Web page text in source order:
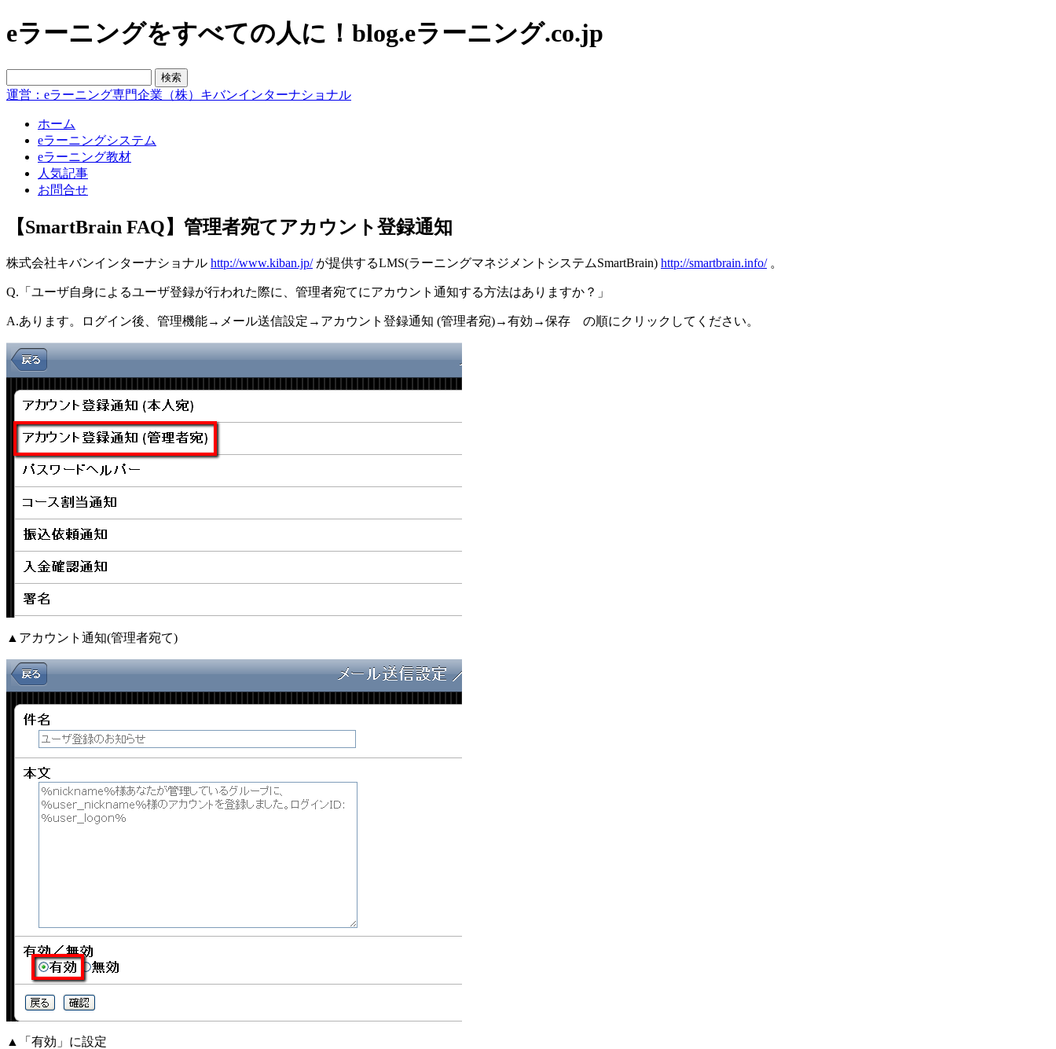
eラーニングをすべての人に！blog.eラーニング.co.jp
運営：eラーニング専門企業（株）キバンインターナショナル
ホーム
eラーニングシステム
eラーニング教材
人気記事
お問合せ
【SmartBrain FAQ】管理者宛てアカウント登録通知
株式会社キバンインターナショナル http://www.kiban.jp/が提供するLMS(ラーニングマネジメントシステムSmartBrain) http://smartbrain.info/。
Q.「ユーザ自身によるユーザ登録が行われた際に、管理者宛てにアカウント通知する方法はありますか？」
A.あります。ログイン後、管理機能→メール送信設定→アカウント登録通知 (管理者宛)→有効→保存 の順にクリックしてください。
▲アカウント通知(管理者宛て)
▲「有効」に設定